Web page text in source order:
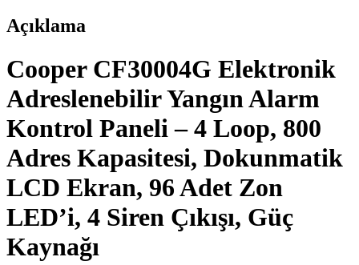
Açıklama
Cooper CF30004G Elektronik
Adreslenebilir Yangın Alarm
Kontrol Paneli – 4 Loop, 800
Adres Kapasitesi, Dokunmatik
LCD Ekran, 96 Adet Zon
LED’i, 4 Siren Çıkışı, Güç
Kaynağı